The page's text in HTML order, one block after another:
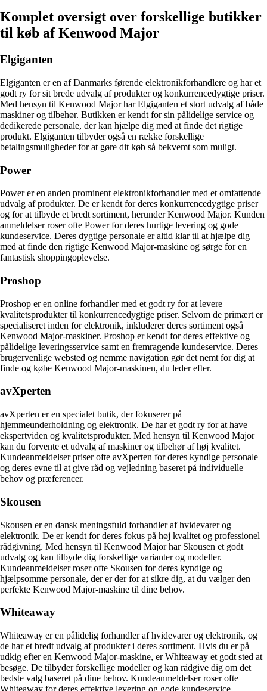
Komplet oversigt over forskellige butikker
til køb af Kenwood Major
Elgiganten
Elgiganten er en af Danmarks førende elektronikforhandlere og har et
godt ry for sit brede udvalg af produkter og konkurrencedygtige priser.
Med hensyn til Kenwood Major har Elgiganten et stort udvalg af både
maskiner og tilbehør. Butikken er kendt for sin pålidelige service og
dedikerede personale, der kan hjælpe dig med at finde det rigtige
produkt. Elgiganten tilbyder også en række forskellige
betalingsmuligheder for at gøre dit køb så bekvemt som muligt.
Power
Power er en anden prominent elektronikforhandler med et omfattende
udvalg af produkter. De er kendt for deres konkurrencedygtige priser
og for at tilbyde et bredt sortiment, herunder Kenwood Major. Kunden
anmeldelser roser ofte Power for deres hurtige levering og gode
kundeservice. Deres dygtige personale er altid klar til at hjælpe dig
med at finde den rigtige Kenwood Major-maskine og sørge for en
fantastisk shoppingoplevelse.
Proshop
Proshop er en online forhandler med et godt ry for at levere
kvalitetsprodukter til konkurrencedygtige priser. Selvom de primært er
specialiseret inden for elektronik, inkluderer deres sortiment også
Kenwood Major-maskiner. Proshop er kendt for deres effektive og
pålidelige leveringsservice samt en fremragende kundeservice. Deres
brugervenlige websted og nemme navigation gør det nemt for dig at
finde og købe Kenwood Major-maskinen, du leder efter.
avXperten
avXperten er en specialet butik, der fokuserer på
hjemmeunderholdning og elektronik. De har et godt ry for at have
ekspertviden og kvalitetsprodukter. Med hensyn til Kenwood Major
kan du forvente et udvalg af maskiner og tilbehør af høj kvalitet.
Kundeanmeldelser priser ofte avXperten for deres kyndige personale
og deres evne til at give råd og vejledning baseret på individuelle
behov og præferencer.
Skousen
Skousen er en dansk meningsfuld forhandler af hvidevarer og
elektronik. De er kendt for deres fokus på høj kvalitet og professionel
rådgivning. Med hensyn til Kenwood Major har Skousen et godt
udvalg og kan tilbyde dig forskellige varianter og modeller.
Kundeanmeldelser roser ofte Skousen for deres kyndige og
hjælpsomme personale, der er der for at sikre dig, at du vælger den
perfekte Kenwood Major-maskine til dine behov.
Whiteaway
Whiteaway er en pålidelig forhandler af hvidevarer og elektronik, og
de har et bredt udvalg af produkter i deres sortiment. Hvis du er på
udkig efter en Kenwood Major-maskine, er Whiteaway et godt sted at
besøge. De tilbyder forskellige modeller og kan rådgive dig om det
bedste valg baseret på dine behov. Kundeanmeldelser roser ofte
Whiteaway for deres effektive levering og gode kundeservice.